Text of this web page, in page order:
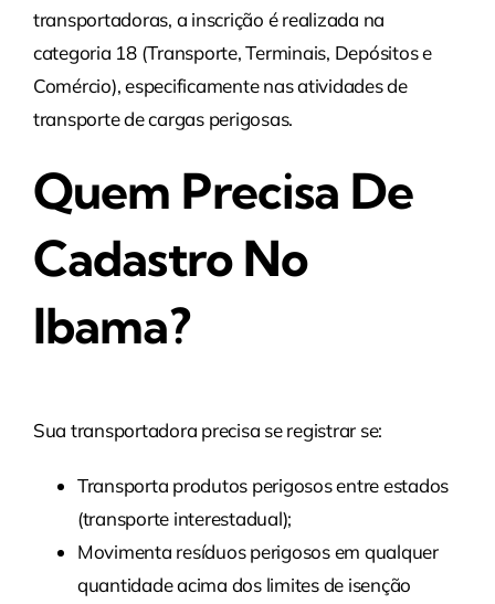
transportadoras, a inscrição é realizada na
categoria 18 (Transporte, Terminais, Depósitos e
Comércio), especificamente nas atividades de
transporte de cargas perigosas.
Quem Precisa De
Cadastro No
Ibama?
Sua transportadora precisa se registrar se:
Transporta produtos perigosos entre estados
(transporte interestadual);
Movimenta resíduos perigosos em qualquer
quantidade acima dos limites de isenção